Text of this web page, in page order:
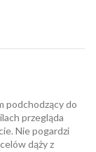
podchodzący do
przegląda
Nie pogardzi
dąży z